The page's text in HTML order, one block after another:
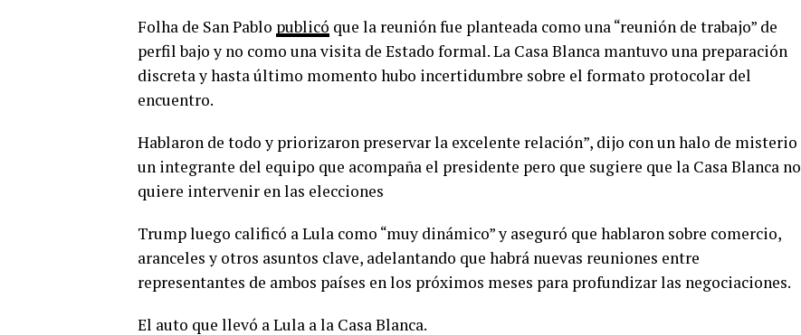
Folha de San Pablo publicó que la reunión fue planteada como una “reunión de trabajo” de
perfil bajo y no como una visita de Estado formal. La Casa Blanca mantuvo una preparación
discreta y hasta último momento hubo incertidumbre sobre el formato protocolar del
encuentro.
Hablaron de todo y priorizaron preservar la excelente relación”, dijo con un halo de misterio
un integrante del equipo que acompaña el presidente pero que sugiere que la Casa Blanca no
quiere intervenir en las elecciones
Trump luego calificó a Lula como “muy dinámico” y aseguró que hablaron sobre comercio,
aranceles y otros asuntos clave, adelantando que habrá nuevas reuniones entre
representantes de ambos países en los próximos meses para profundizar las negociaciones.
El auto que llevó a Lula a la Casa Blanca.